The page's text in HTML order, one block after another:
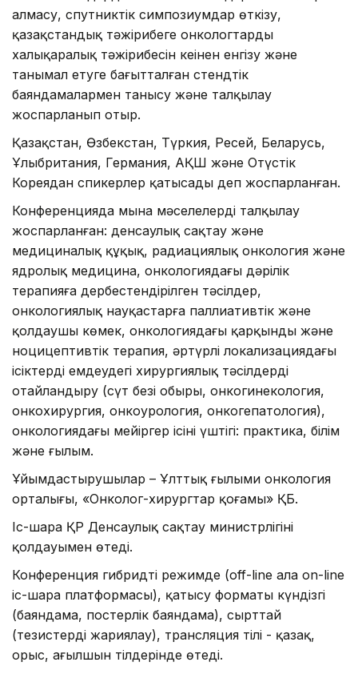
алмасу, спутниктік симпозиумдар өткізу,
қазақстандық тәжірибеге онкологтардың
халықаралық тәжірибесін кеңінен енгізу және
танымал етуге бағытталған стендтік
баяндамалармен танысу және талқылау
жоспарланып отыр.
Қазақстан, Өзбекстан, Түркия, Ресей, Беларусь,
Ұлыбритания, Германия, АҚШ және Оңтүстік
Кореядан спикерлер қатысады деп жоспарланған.
Конференцияда мына мәселелерді талқылау
жоспарланған: денсаулық сақтау және
медициналық құқық, радиациялық онкология және
ядролық медицина, онкологиядағы дәрілік
терапияға дербестендірілген тәсілдер,
онкологиялық науқастарға паллиативтік және
қолдаушы көмек, онкологиядағы қарқынды және
ноцицептивтік терапия, әртүрлі локализациядағы
ісіктерді емдеудегі хирургиялық тәсілдерді
оңтайландыру (сүт безі обыры, онкогинекология,
онкохирургия, онкоурология, онкогепатология),
онкологиядағы мейіргер ісінің үштігі: практика, білім
және ғылым.
Ұйымдастырушылар – Ұлттық ғылыми онкология
орталығы, «Онколог-хирургтар қоғамы» ҚБ.
Іс-шара ҚР Денсаулық сақтау министрлігінің
қолдауымен өтеді.
Конференция гибридті режимде (off-line алаң on-line
іс-шара платформасы), қатысу форматы күндізгі
(баяндама, постерлік баяндама), сырттай
(тезистерді жариялау), трансляция тілі - қазақ,
орыс, ағылшын тілдерінде өтеді.